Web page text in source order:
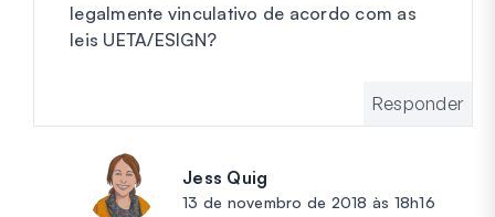
legalmente vinculativo de acordo com as
leis UETA/ESIGN?
Responder
Jess Quig
13 de novembro de 2018 às 18h16